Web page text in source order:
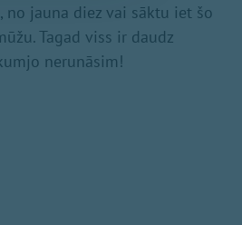
jauna diez vai sāktu iet šo
Tagad viss ir daudz
nerunāsim!